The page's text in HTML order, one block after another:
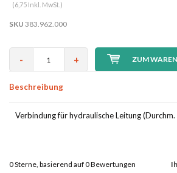
(6,75 Inkl. MwSt.)
SKU 383.962.000
- + ZUM
Beschreibung
Verbindung für hydraulische Leitung (Durchm.
0Sterne, basierend auf0Bewertungen